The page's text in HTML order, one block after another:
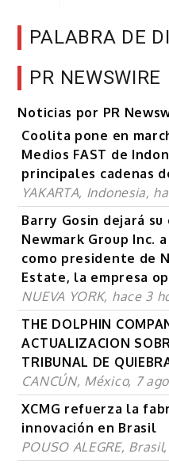
PALABRA DE
PR NEWSWIRE
Noticias por PR
Coolita pone en
Medios FAST de
principales cadenas
YAKARTA, Indonesia,
Barry Gosin dejará su
Newmark Group Inc.
como presidente de
Estate, la empresa
NUEVA YORK, hace 3
THE DOLPHIN
ACTUALIZACION
TRIBUNAL DE
CANCÚN, México, 7
XCMG refuerza la
innovación en Brasil
POUSO ALEGRE,